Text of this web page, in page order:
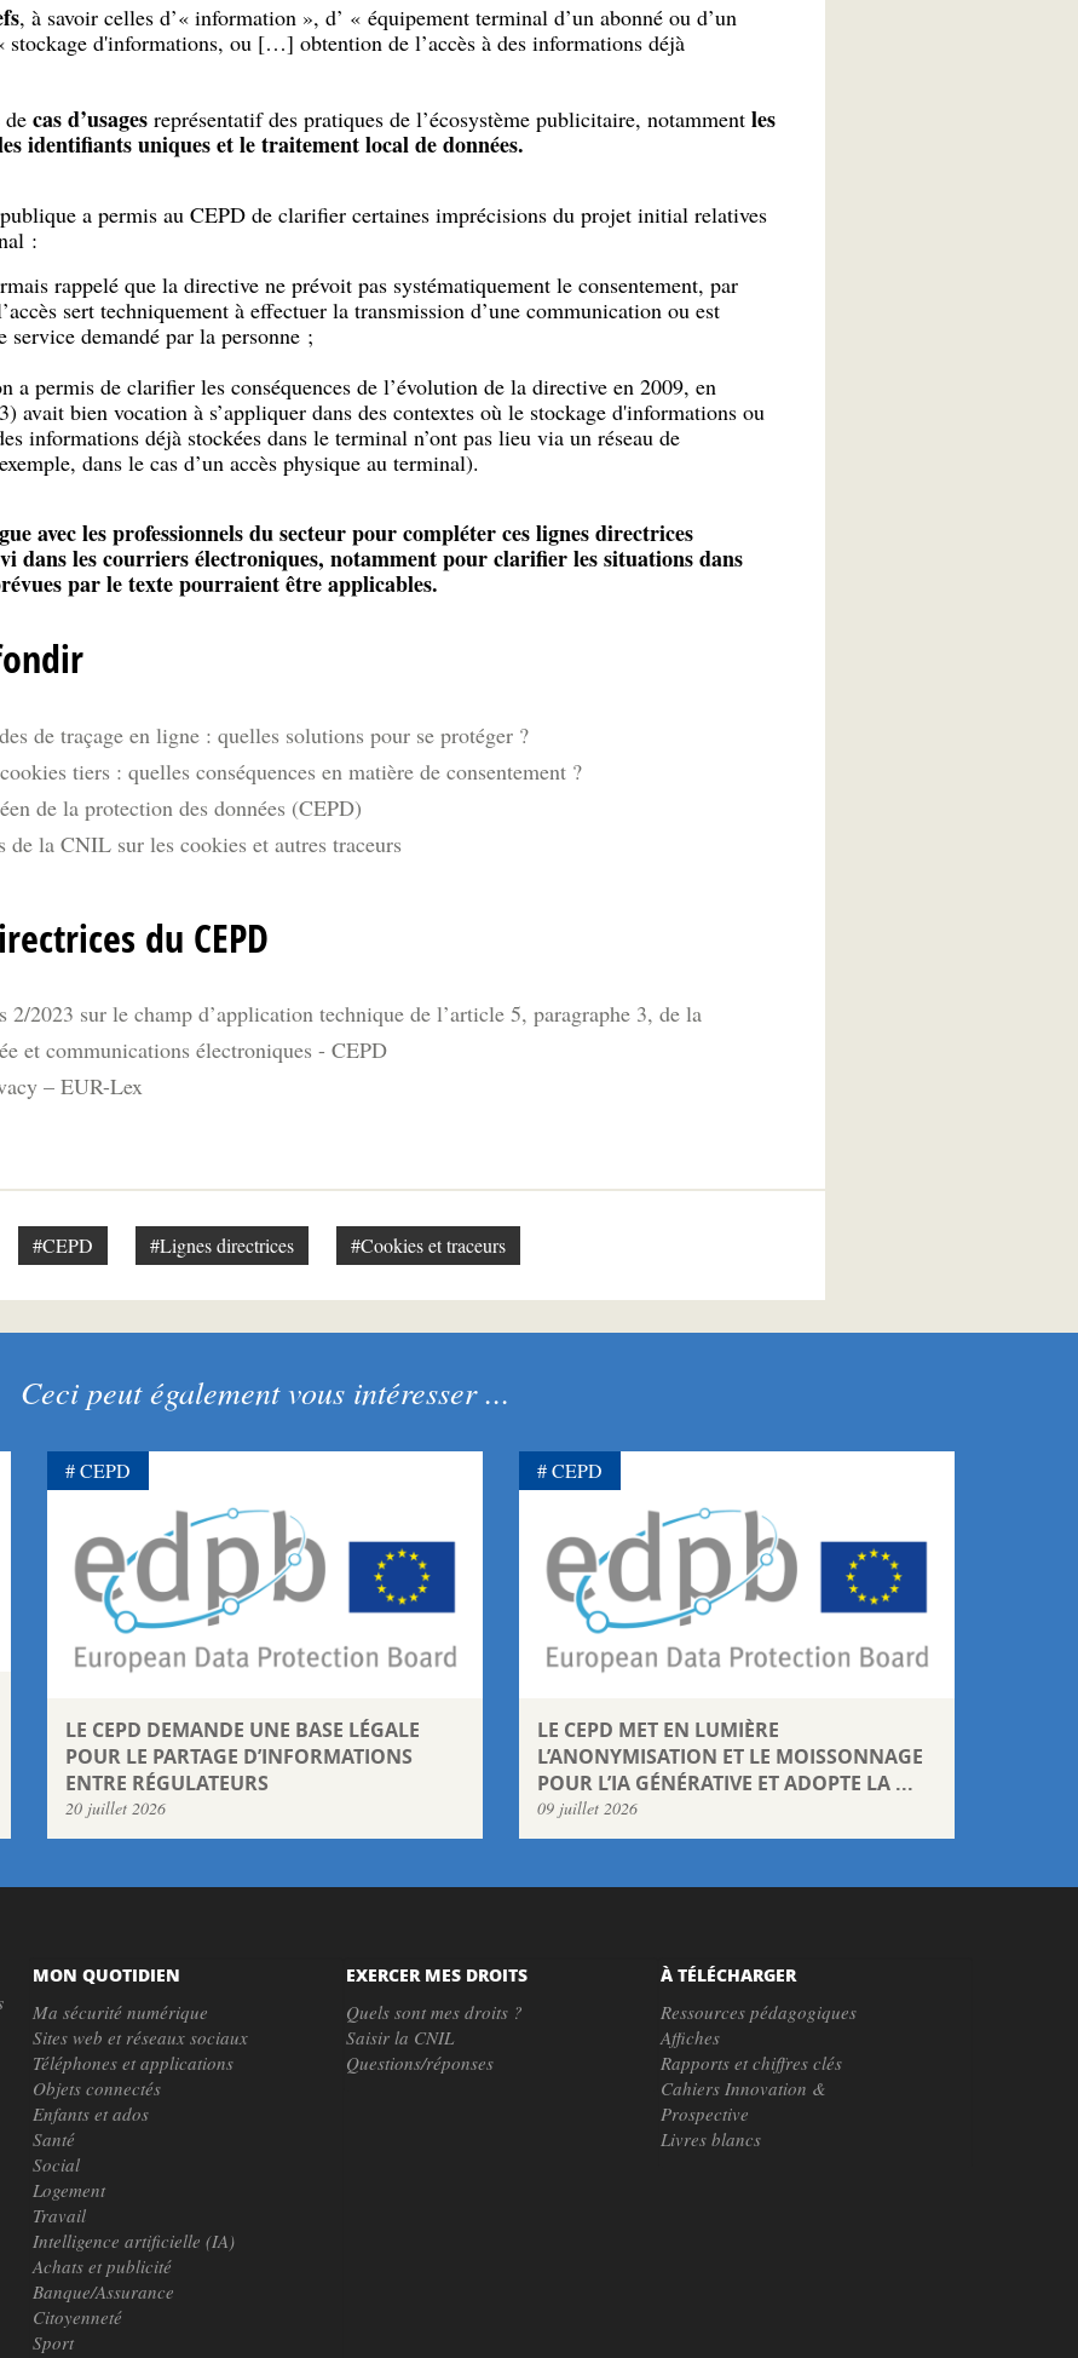
, à savoir celles d’« information », d’ « équipement terminal d’un abonné ou d’un
d'informations, ou […] obtention de l’accès à des informations déjà
cas d’usagesreprésentatif des pratiques de l’écosystème publicitaire, notamment les
identifiants uniques et le traitement local de données.
a permis au CEPD de clarifier certaines imprécisions du projet initial relatives
:
rappelé que la directive ne prévoit pas systématiquement le consentement, par
sert techniquement à effectuer la transmission d’une communication ou est
service demandé par la personne ;
a permis de clarifier les conséquences de l’évolution de la directive en 2009, en
avait bien vocation à s’appliquer dans des contextes où le stockage d'informations ou
informations déjà stockées dans le terminal n’ont pas lieu via un réseau de
dans le cas d’un accès physique au terminal).
avec les professionnels du secteur pour compléter ces lignes directrices
dans les courriers électroniques, notamment pour clarifier les situations dans
par le texte pourraient être applicables.
de traçage en ligne : quelles solutions pour se protéger ?
tiers : quelles conséquences en matière de consentement ?
de la protection des données (CEPD)
de la CNIL sur les cookies et autres traceurs
du CEPD
2/2023 sur le champ d’application technique de l’article 5, paragraphe 3, de la
et communications électroniques - CEPD
– EUR-Lex
#CEPD #Lignes directrices #Cookies et traceurs
Ceci peut également vous intéresser ...
LE CEPD DEMANDE UNE BASE LÉGALE
POUR LE PARTAGE D’INFORMATIONS
ENTRE RÉGULATEURS
20 juillet 2026
CEPD
LE CEPD MET EN LUMIÈRE
L’ANONYMISATION ET LE MOISSONNAGE
POUR L’IA GÉNÉRATIVE ET ADOPTE LA ...
09 juillet 2026
CEPD
MON QUOTIDIEN
Ma sécurité numérique
Sites web et réseaux sociaux
Téléphones et applications
Objets connectés
Enfants et ados
Santé
Social
Logement
Travail
Intelligence artificielle (IA)
Achats et publicité
Banque/Assurance
Citoyenneté
Sport
EXERCER MES DROITS
Quels sont mes droits ?
Saisir la CNIL
Questions/réponses
À TÉLÉCHARGER
Ressources pédagogiques
Affiches
Rapports et chiffres clés
Cahiers Innovation &
Prospective
Livres blancs